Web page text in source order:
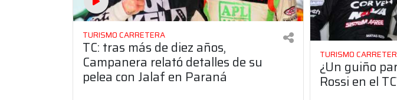
TURISMO CARRETERA
TC: tras más de diez años,
Campanera relató detalles de su
pelea con Jalaf en Paraná
TURISMO
¿Un guiño
Rossi en el